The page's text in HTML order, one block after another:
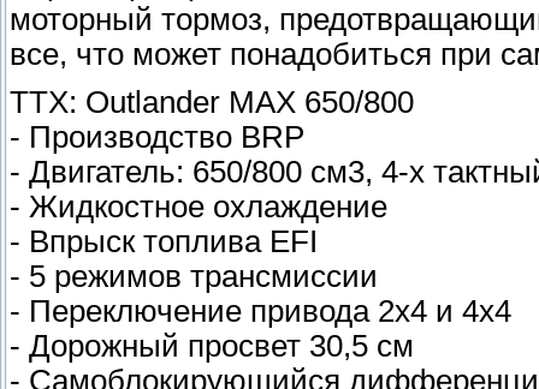
моторный тормоз,
все, что может понадобиться при
ТТХ: Outlander MAX 650/800
- Производство BRP
- Двигатель: 650/800 см3, 4-х
- Жидкостное охлаждение
- Впрыск топлива EFI
- 5 режимов трансмиссии
- Переключение привода 2x4 и 4x4
- Дорожный просвет 30,5 см
- Самоблокирующийся